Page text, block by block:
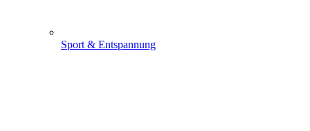
Sport & Entspannung